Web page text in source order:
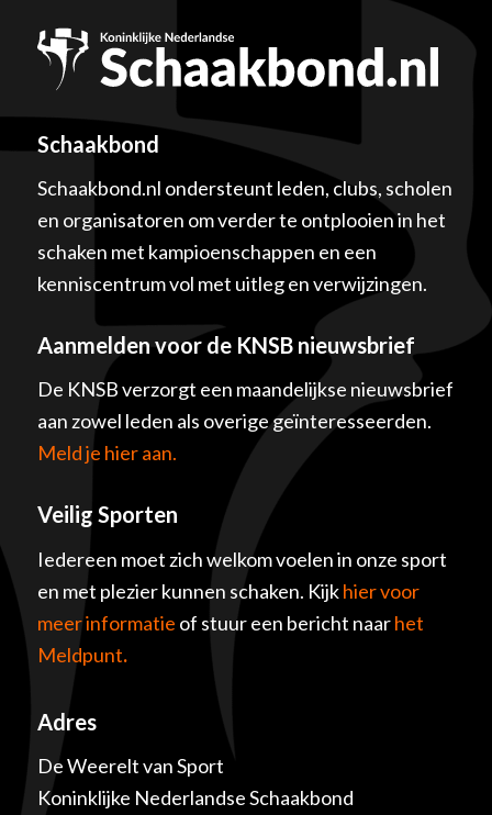
Schaakbond
Schaakbond.nl ondersteunt leden, clubs, scholen
en organisatoren om verder te ontplooien in het
schaken met kampioenschappen en een
kenniscentrum vol met uitleg en verwijzingen.
Aanmelden voor de KNSB nieuwsbrief
De KNSB verzorgt een maandelijkse nieuwsbrief
aan zowel leden als overige geïnteresseerden.
Meld je hier aan.
Veilig Sporten
Iedereen moet zich welkom voelen in onze sport
en met plezier kunnen schaken. Kijkhier voor
meer informatie of stuur een bericht naarhet
Meldpunt.
Adres
De Weerelt van Sport
Koninklijke Nederlandse Schaakbond